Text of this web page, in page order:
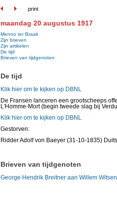
print
maandag 20 augustus 1917
Menno ter Braak
Zijn brieven
Zijn artikelen
De tijd
Brieven van tijdgenoten
De tijd
Klik hier om te kijken op DBNL
De Fransen lanceren een grootscheeps
L'Homme-Mort (begin tweede slag bij
Klik hier om te kijken op DBNL
Gestorven:
Ridder Adolf von Baeyer (31-10-1835)
Brieven van tijdgenoten
George Hendrik Breitner aan Willem Witsen